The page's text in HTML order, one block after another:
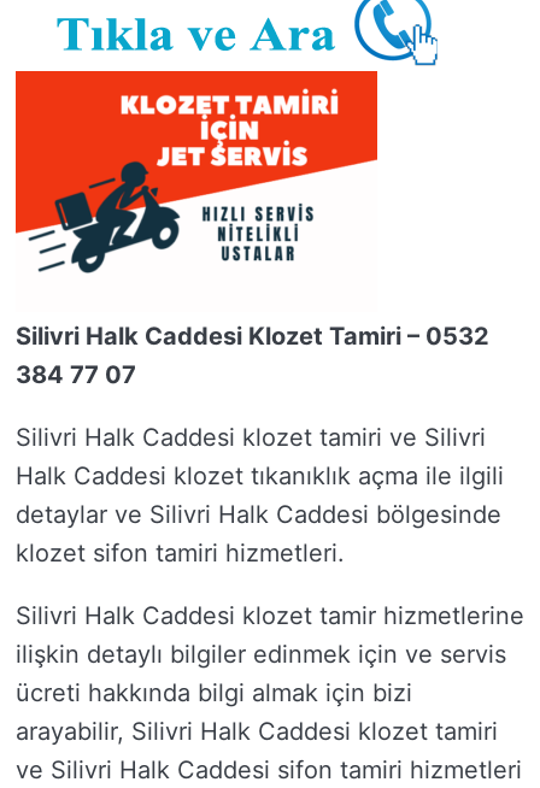
Silivri Halk Caddesi Klozet Tamiri – 0532
384 77 07
Silivri Halk Caddesi klozet tamiri ve Silivri
Halk Caddesi klozet tıkanıklık açma ile ilgili
detaylar ve Silivri Halk Caddesi bölgesinde
klozet sifon tamiri hizmetleri.
Silivri Halk Caddesi klozet tamir hizmetlerine
ilişkin detaylı bilgiler edinmek için ve servis
ücreti hakkında bilgi almak için bizi
arayabilir, Silivri Halk Caddesi klozet tamiri
ve Silivri Halk Caddesi sifon tamiri hizmetleri